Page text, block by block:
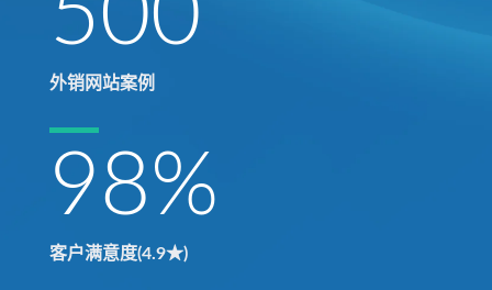
500
外销网站案例
98%
客户满意度(4.9★)